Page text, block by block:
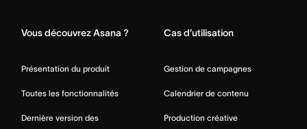
Vous découvrez Asana ?
Présentation du produit
Toutes les fonctionnalités
Dernière version des
Cas d’utilisation
Gestion de campagnes
Calendrier de contenu
Production créative